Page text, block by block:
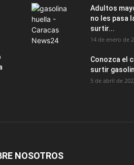
Adultos
no les pasa
surtir...
14 de enero de
Conozca el
surtir
5 de abril de
NOSOTROS